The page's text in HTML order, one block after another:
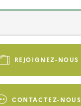
REJOIGNEZ-NOUS
CONTACTEZ-NOUS